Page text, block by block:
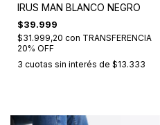
IRUS MAN BLANCO NEGRO
$39.999
$31.999,20 con TRANSFERENCIA
20% OFF
3 cuotas sin interés de $13.333